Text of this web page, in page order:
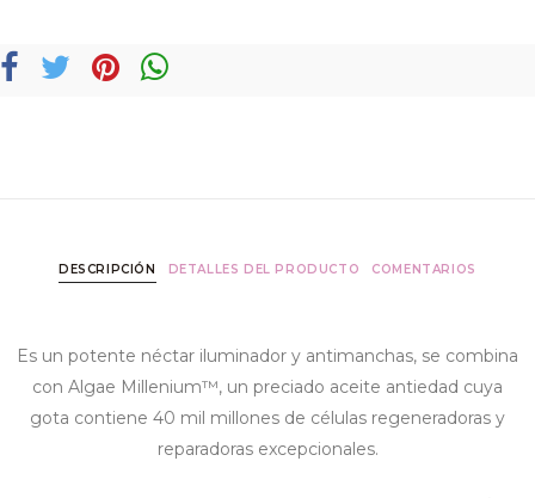
DESCRIPCIÓN DETALLES DEL PRODUCTO COMENTARIOS
Es un potente néctar iluminador y antimanchas, se combina
con Algae Millenium™, un preciado aceite antiedad cuya
gota contiene 40 mil millones de células regeneradoras y
reparadoras excepcionales.